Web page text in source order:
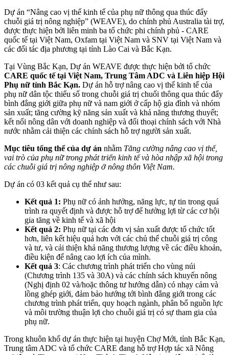
Dự án “Nâng cao vị thế kinh tế của phụ nữ thông qua thúc đẩy
chuỗi giá trị nông nghiệp” (WEAVE), do chính phủ Australia tài trợ,
được thực hiện bởi liên minh ba tổ chức phi chính phủ - CARE
quốc tế tại Việt Nam, Oxfam tại Việt Nam và SNV tại Việt Nam và
các đối tác địa phương tại tỉnh Lào Cai và Bắc Kạn.
Tại Vùng Bắc Kạn, Dự án WEAVE được thực hiện bởi tổ chức
CARE quốc tế tại Việt Nam, Trung Tâm ADC và Liên hiệp Hội
Phụ nữ tỉnh Bắc Kạn. Dự án hỗ trợ nâng cao vị thế kinh tế của
phụ nữ dân tộc thiểu số trong chuỗi giá trị chuối thông qua thúc đẩy
bình đẳng giới giữa phụ nữ và nam giới ở cấp hộ gia đình và nhóm
sản xuất; tăng cường kỹ năng sản xuất và khả năng thương thuyết;
kết nối nông dân với doanh nghiệp và đối thoại chính sách với Nhà
nước nhằm cải thiện các chính sách hỗ trợ người sản xuất.
Mục tiêu tổng thể của dự án nhằm Tăng cường nâng cao vị thế,
vai trò của phụ nữ trong phát triển kinh tế và hòa nhập xã hội trong
các chuỗi giá trị nông nghiệp ở nông thôn Việt Nam.
Dự án có 03 kết quả cụ thể như sau:
Kết quả 1: Phụ nữ có ảnh hưởng, năng lực, tự tin trong quá
trình ra quyết định và được hỗ trợ để hưởng lợi từ các cơ hội
gia tăng về kinh tế và xã hội
Kết quả 2: Phụ nữ tại các đơn vị sản xuất được tổ chức tốt
hơn, liên kết hiệu quả hơn với các chủ thể chuỗi giá trị công
và tư, và cải thiện khả năng thương lượng về các điều khoản,
điều kiện để nâng cao lợi ích của mình.
Kết quả 3: Các chương trình phát triển cho vùng núi
(Chương trình 135 và 30A) và các chính sách khuyến nông
(Nghị định 02 và/hoặc thông tư hướng dẫn) có nhạy cảm và
lồng ghép giới, đảm bảo hướng tới bình đẳng giới trong các
chương trình phát triển, quy hoạch ngành, phân bổ nguồn lực
và môi trường thuận lợi cho chuỗi giá trị có sự tham gia của
phụ nữ.
Trong khuôn khổ dự án thực hiện tại huyện Chợ Mới, tỉnh Bắc Kạn,
Trung tâm ADC và tổ chức CARE đang hỗ trợ Hợp tác xã Nông